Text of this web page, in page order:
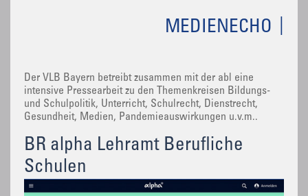
MEDIENECHO
Der VLB Bayern betreibt zusammen mit der abl eine
intensive Pressearbeit zu den Themenkreisen Bildungs-
und Schulpolitik, Unterricht, Schulrecht, Dienstrecht,
Gesundheit, Medien, Pandemieauswirkungen u.v.m..
BR alpha Lehramt Berufliche
Schulen